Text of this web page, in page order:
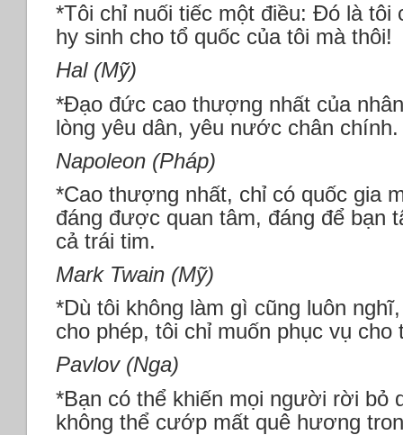
*Tôi chỉ nuối tiếc một điều: Đó là tôi
hy sinh cho tổ quốc của tôi mà thôi!
Hal (Mỹ)
*Đạo đức cao thượng nhất của
lòng yêu dân, yêu nước chân chính.
Napoleon (Pháp)
*Cao thượng nhất, chỉ có quốc gia
đáng được quan tâm, đáng để bạn
cả trái tim.
Mark Twain (Mỹ)
*Dù tôi không làm gì cũng luôn
cho phép, tôi chỉ muốn phục vụ
Pavlov (Nga)
*Bạn có thể khiến mọi người rời bỏ
không thể cướp mất quê hương